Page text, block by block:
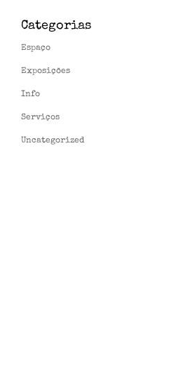
Categorias
Espaço
Exposições
Info
Serviços
Uncategorized